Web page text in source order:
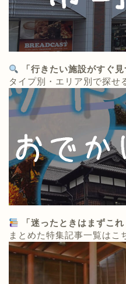
「行きたい施設がすぐ見
タイプ別・エリア別で探せ
「迷ったときはまずこれ
まとめた特集記事一覧はこ